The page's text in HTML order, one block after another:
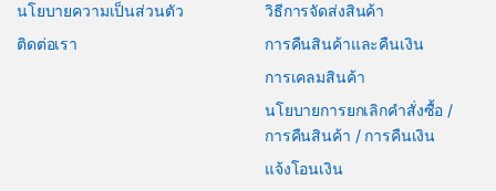
นโยบายความเป็นส่วนตัว
ติดต่อเรา
วิธีการจัดส่งสินค้า
การคืนสินค้าและคืนเงิน
การเคลมสินค้า
นโยบายการยกเลิกคำสั่งซื้อ /
การคืนสินค้า / การคืนเงิน
แจ้งโอนเงิน